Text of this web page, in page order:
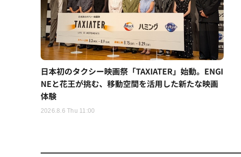
日本初のタクシー映画祭「TAXIATER」始動。ENGI
NEと花王が挑む、移動空間を活用した新たな映画
体験
2026.8.6 Thu 11:00